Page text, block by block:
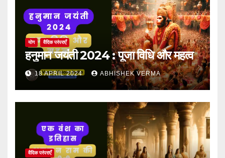
योग वैदिक परंपराएँ
हनुमान जयंती 2024 : पूजा विधि और महत्व
18 APRIL 2024 ABHISHEK VERMA
वैदिक परंपराएँ